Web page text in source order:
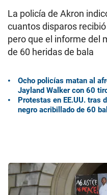
La policía de Akron
cuantos disparos
pero que el informe del
de 60 heridas de bala
Ocho policías matan al
Jayland Walker con 60
Protestas en EE.UU. tras
negro acribillado de 60